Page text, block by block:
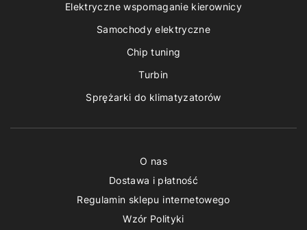
Elektryczne wspomaganie kierownicy
Samochody elektryczne
Chip tuning
Turbin
Sprężarki do klimatyzatorów
O nas
Dostawa i płatność
Regulamin sklepu internetowego
Wzór Polityki